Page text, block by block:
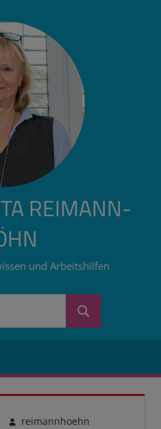
REIMANN-
und Arbeitshilfen
Suchen
reimannhoehn